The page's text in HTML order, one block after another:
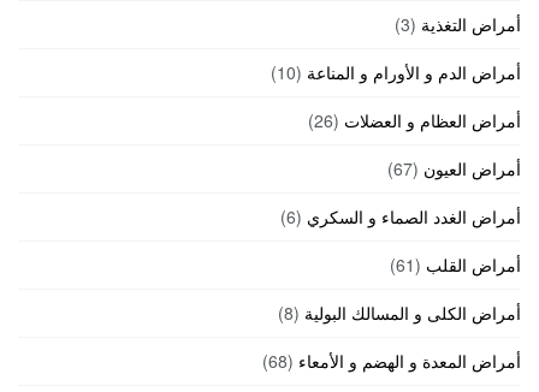
أمراض التغذية (3)
أمراض الدم و الأورام و المناعة (10)
أمراض العظام و العضلات (26)
أمراض العيون (67)
أمراض الغدد الصماء و السكري (6)
أمراض القلب (61)
أمراض الكلى و المسالك البولية (8)
أمراض المعدة و الهضم و الأمعاء (68)